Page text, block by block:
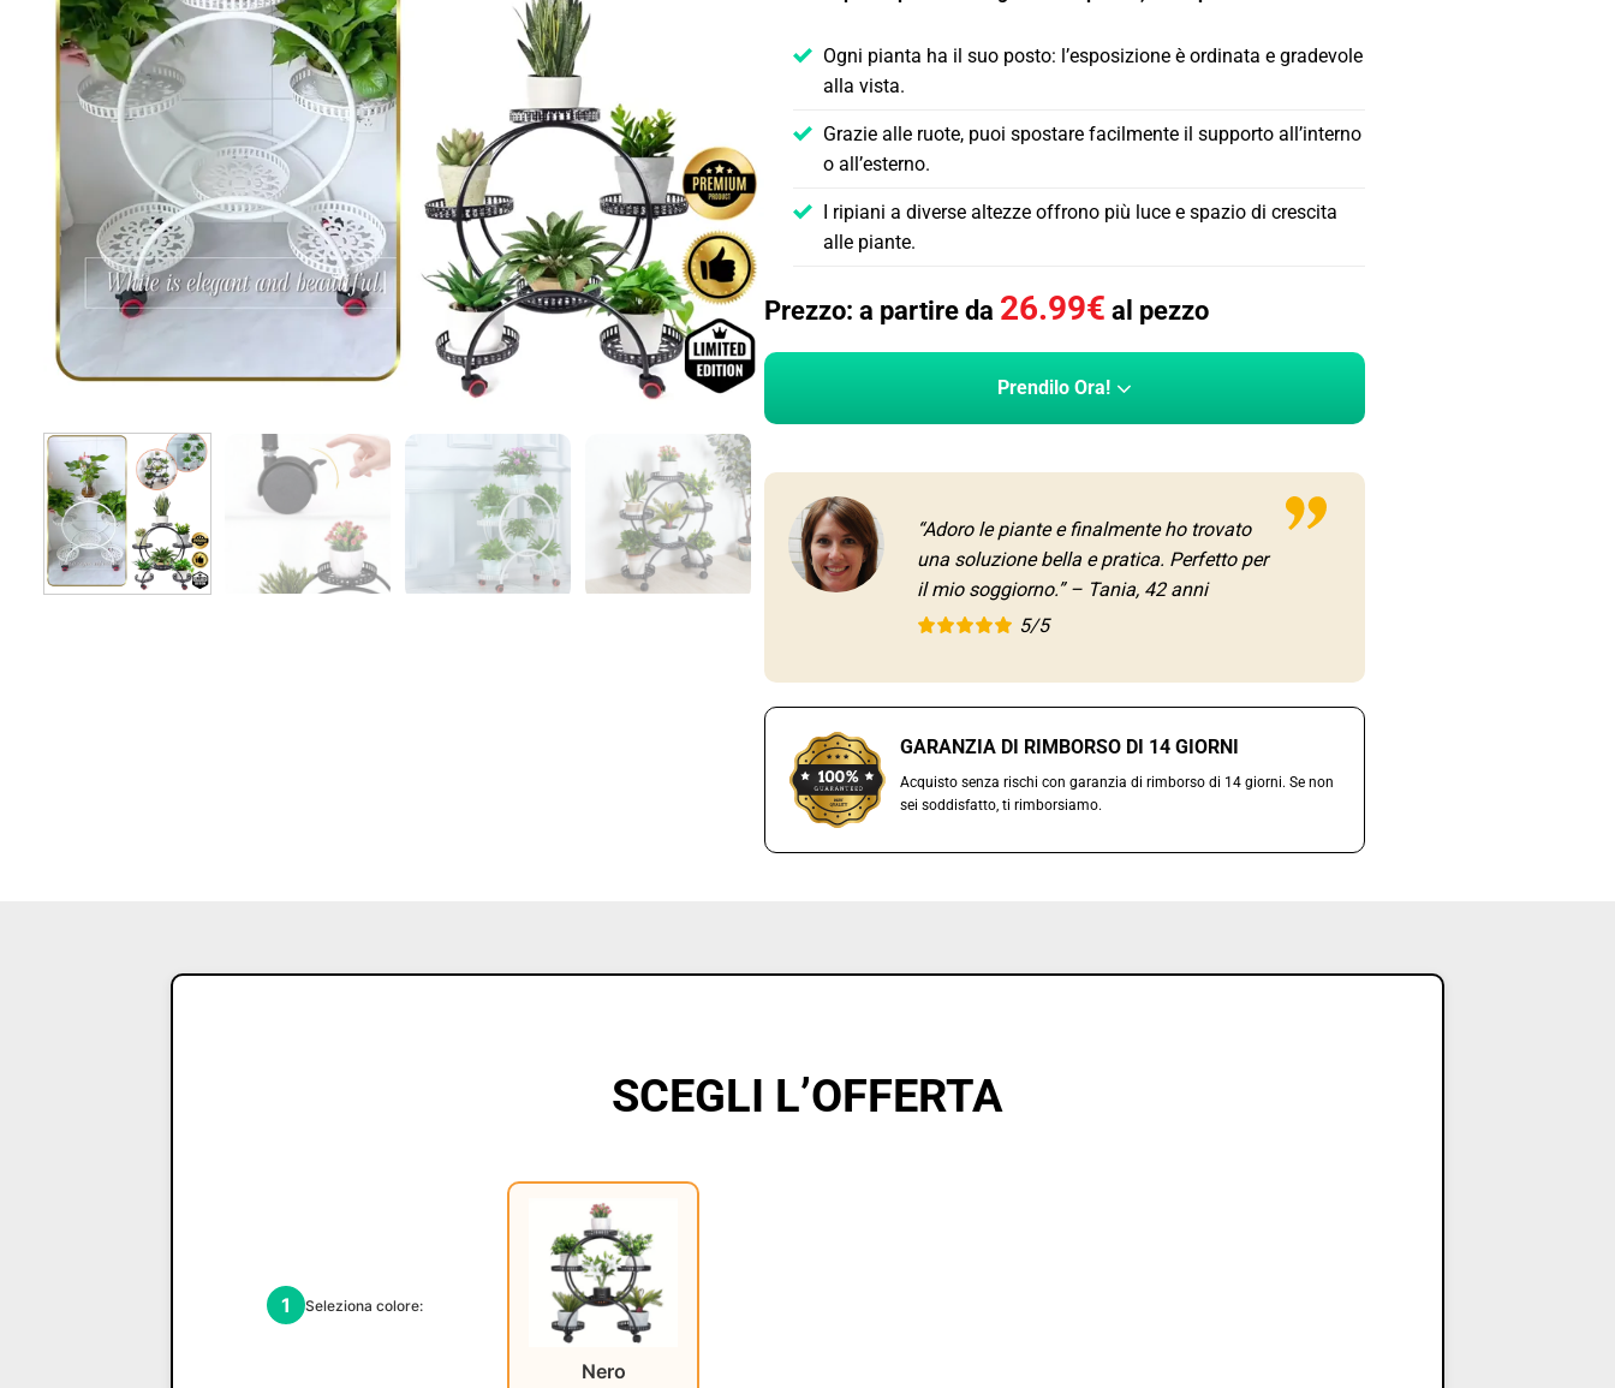
Ogni pianta ha il suo posto: l’esposizione è ordinata e gradevole
alla vista.
Grazie alle ruote, puoi spostare facilmente il supporto all’interno
o all’esterno.
I ripiani a diverse altezze offrono più luce e spazio di crescita
alle piante.
Prezzo: a partire da 26.99€ al pezzo
Prendilo Ora!
“Adoro le piante e finalmente ho trovato
una soluzione bella e pratica. Perfetto per
il mio soggiorno.” – Tania, 42 anni
5/5
GARANZIA DI RIMBORSO DI 14 GIORNI
Acquisto senza rischi con garanzia di rimborso di 14 giorni. Se non
sei soddisfatto, ti rimborsiamo.
SCEGLI L’OFFERTA
1 Seleziona colore:
Nero